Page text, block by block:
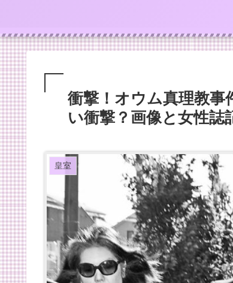
衝撃！オウム真理教
い衝撃？画像と女性誌
皇室